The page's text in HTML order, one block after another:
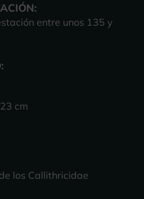
entre unos 135 y
cm
los Callithricidae